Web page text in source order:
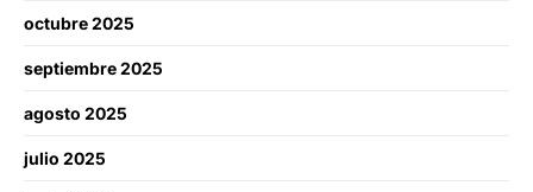
octubre 2025
septiembre 2025
agosto 2025
julio 2025